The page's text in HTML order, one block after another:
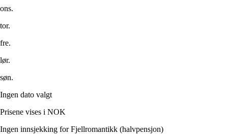
ons.
tor.
fre.
lør.
søn.
Ingen dato valgt
Prisene vises i NOK
Ingen innsjekking for Fjellromantikk (halvpensjon)